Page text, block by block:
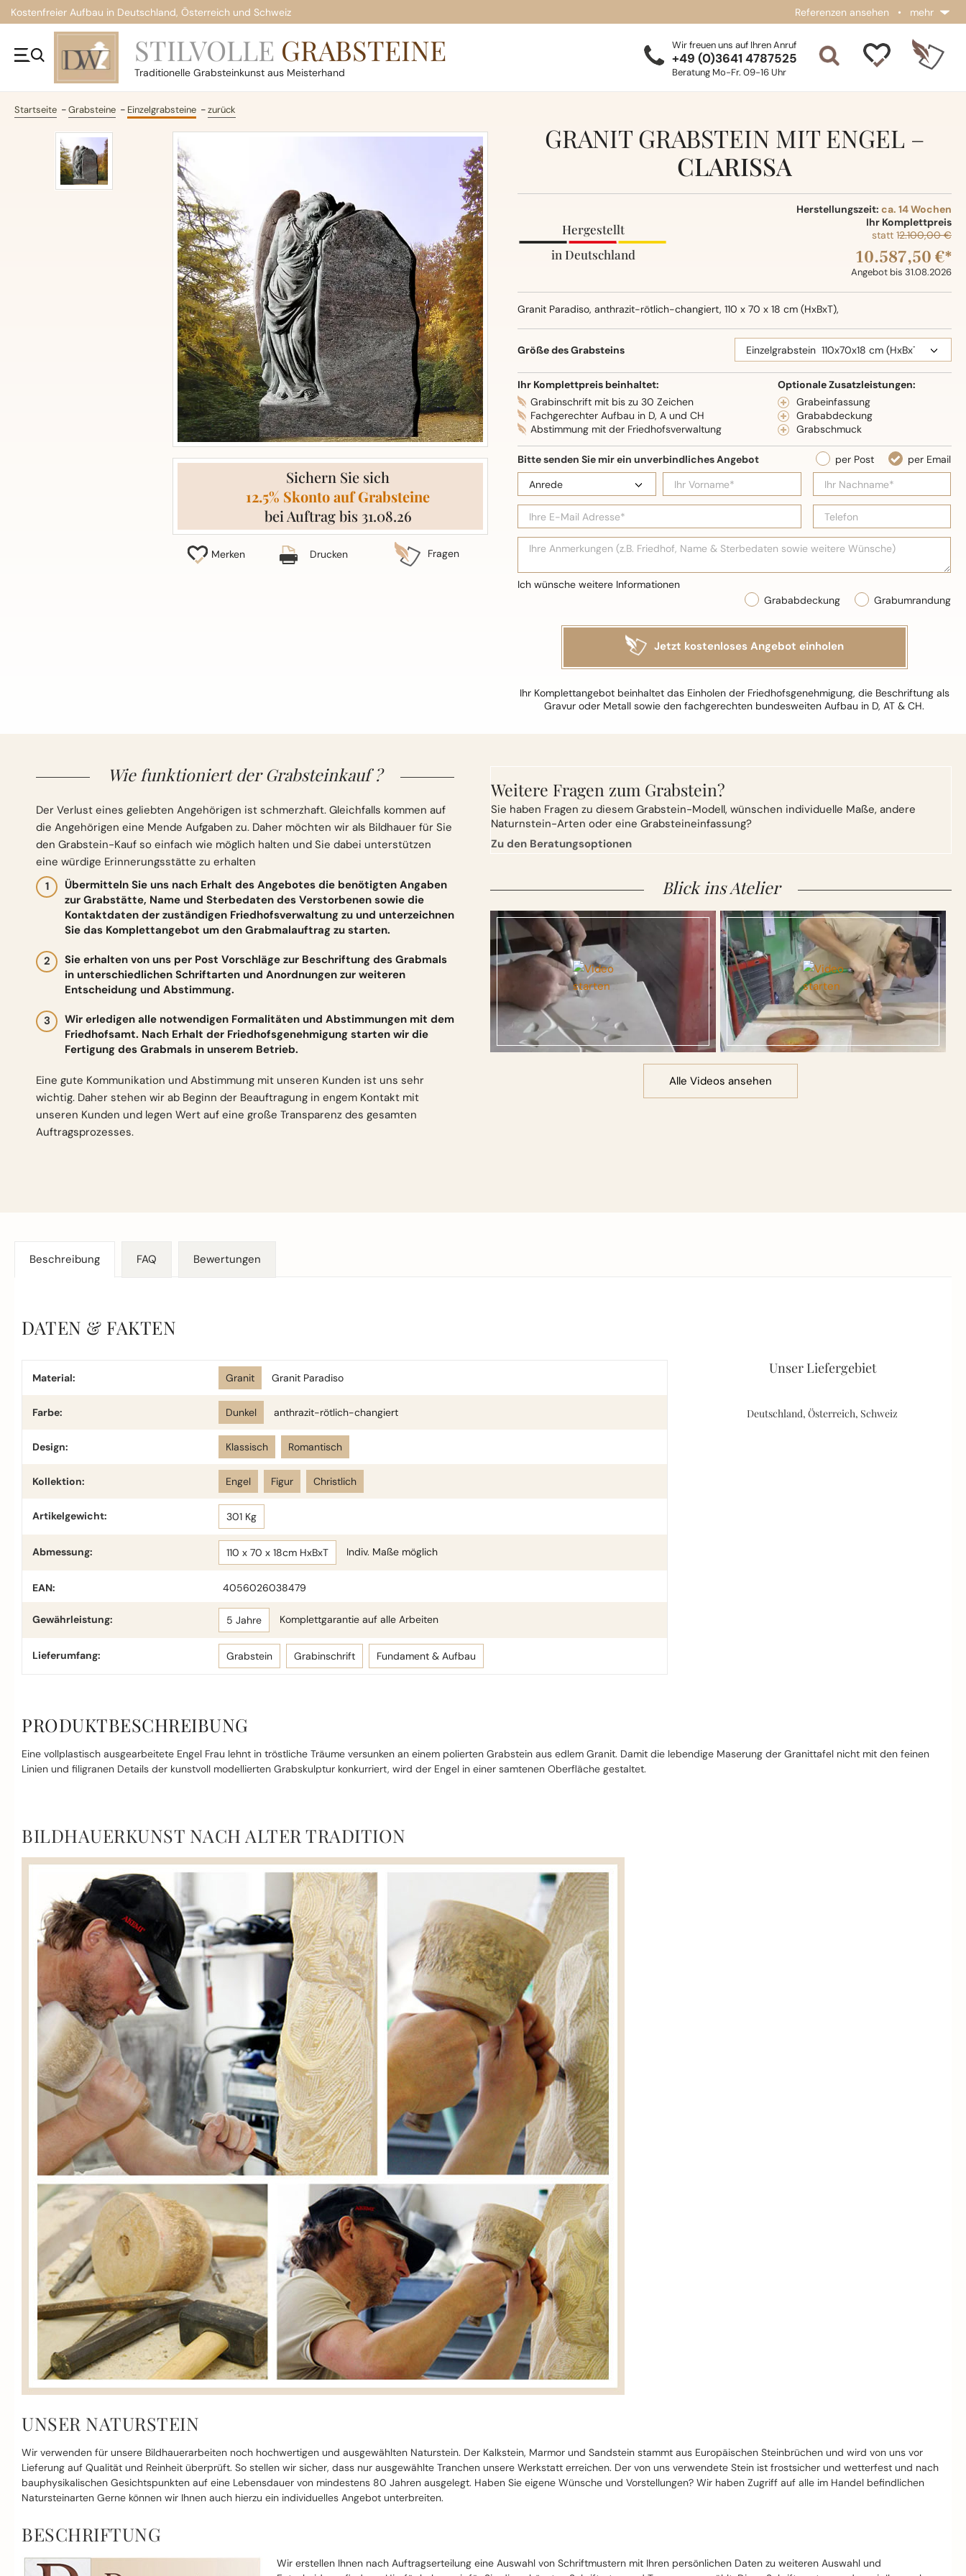
Kostenfreier Aufbau in Deutschland, Österreich und Schweiz Referenzen ansehen • mehr
STILVOLLE GRABSTEINE
Traditionelle Grabsteinkunst aus Meisterhand
Wir freuen uns auf Ihren Anruf
+49 (0)3641 4787525
Beratung Mo-Fr. 09-16 Uhr
Startseite Grabsteine Einzelgrabsteine zurück
Sichern Sie sich
12.5% Skonto auf Grabsteine
bei Auftrag bis 31.08.26
Merken Drucken Fragen
GRANIT GRABSTEIN MIT ENGEL –
CLARISSA
Hergestellt
in Deutschland
Herstellungszeit: ca. 14 Wochen
Ihr Komplettpreis
statt 12.100,00 €
10.587,50 €*
Angebot bis 31.08.2026
Granit Paradiso, anthrazit-rötlich-changiert, 110 x 70 x 18 cm (HxBxT),
Oberflächenbearbeitung: Seidenglanz
Größe des Grabsteins
Ihr Komplettpreis beinhaltet:
Grabinschrift mit bis zu 30 Zeichen
Fachgerechter Aufbau in D, A und CH
Abstimmung mit der Friedhofsverwaltung
Optionale Zusatzleistungen:
Grabeinfassung
Grababdeckung
Grabschmuck
Grabumrandung
Grababdeckung
Ihr Komplettangebot beinhaltet das Einholen der Friedhofsgenehmigung, die Beschriftung als
Gravur oder Metall sowie den fachgerechten bundesweiten Aufbau in D, AT & CH.
Wie funktioniert der Grabsteinkauf ?
Der Verlust eines geliebten Angehörigen ist schmerzhaft. Gleichfalls kommen auf
die Angehörigen eine Mende Aufgaben zu. Daher möchten wir als Bildhauer für Sie
den Grabstein-Kauf so einfach wie möglich halten und Sie dabei unterstützen
eine würdige Erinnerungsstätte zu erhalten
Übermitteln Sie uns nach Erhalt des Angebotes die benötigten Angaben
zur Grabstätte, Name und Sterbedaten des Verstorbenen sowie die
Kontaktdaten der zuständigen Friedhofsverwaltung zu und unterzeichnen
Sie das Komplettangebot um den Grabmalauftrag zu starten.
Sie erhalten von uns per Post Vorschläge zur Beschriftung des Grabmals
in unterschiedlichen Schriftarten und Anordnungen zur weiteren
Entscheidung und Abstimmung.
Wir erledigen alle notwendigen Formalitäten und Abstimmungen mit dem
Friedhofsamt. Nach Erhalt der Friedhofsgenehmigung starten wir die
Fertigung des Grabmals in unserem Betrieb.
Eine gute Kommunikation und Abstimmung mit unseren Kunden ist uns sehr
wichtig. Daher stehen wir ab Beginn der Beauftragung in engem Kontakt mit
unseren Kunden und legen Wert auf eine große Transparenz des gesamten
Auftragsprozesses.
Weitere Fragen zum Grabstein?
Sie haben Fragen zu diesem Grabstein-Modell, wünschen individuelle Maße, andere
Naturnstein-Arten oder eine Grabsteineinfassung?
Zu den Beratungsoptionen
Blick ins Atelier
Alle Videos ansehen
Beschreibung
DATEN & FAKTEN
Material: Granit Granit Paradiso
Farbe: Dunkel anthrazit-rötlich-changiert
Design: Klassisch Romantisch
Kollektion: Engel Figur Christlich
Artikelgewicht: 301 Kg
Abmessung: 110 x 70 x 18cm HxBxT Indiv. Maße möglich
EAN: 4056026038479
Gewährleistung: 5 Jahre Komplettgarantie auf alle Arbeiten
Lieferumfang: Grabstein Grabinschrift Fundament & Aufbau
Unser Liefergebiet
Deutschland, Österreich, Schweiz
PRODUKTBESCHREIBUNG
Eine vollplastisch ausgearbeitete Engel Frau lehnt in tröstliche Träume versunken an einem polierten Grabstein aus edlem Granit. Damit die lebendige Maserung der Granittafel nicht mit den feinen
Linien und filigranen Details der kunstvoll modellierten Grabskulptur konkurriert, wird der Engel in einer samtenen Oberfläche gestaltet.
BILDHAUERKUNST NACH ALTER TRADITION
UNSER NATURSTEIN
Wir verwenden für unsere Bildhauerarbeiten noch hochwertigen und ausgewählten Naturstein. Der Kalkstein, Marmor und Sandstein stammt aus Europäischen Steinbrüchen und wird von uns vor
Lieferung auf Qualität und Reinheit überprüft. So stellen wir sicher, dass nur ausgewählte Tranchen unsere Werkstatt erreichen. Der von uns verwendete Stein ist frostsicher und wetterfest und nach
bauphysikalischen Gesichtspunkten auf eine Lebensdauer von mindestens 80 Jahren ausgelegt. Haben Sie eigene Wünsche und Vorstellungen? Wir haben Zugriff auf alle im Handel befindlichen
Natursteinarten Gerne können wir Ihnen auch hierzu ein individuelles Angebot unterbreiten.
BESCHRIFTUNG
Wir erstellen Ihnen nach Auftragserteilung eine Auswahl von Schriftmustern mit Ihren persönlichen Daten zu weiteren Auswahl und
FAQ Bewertungen